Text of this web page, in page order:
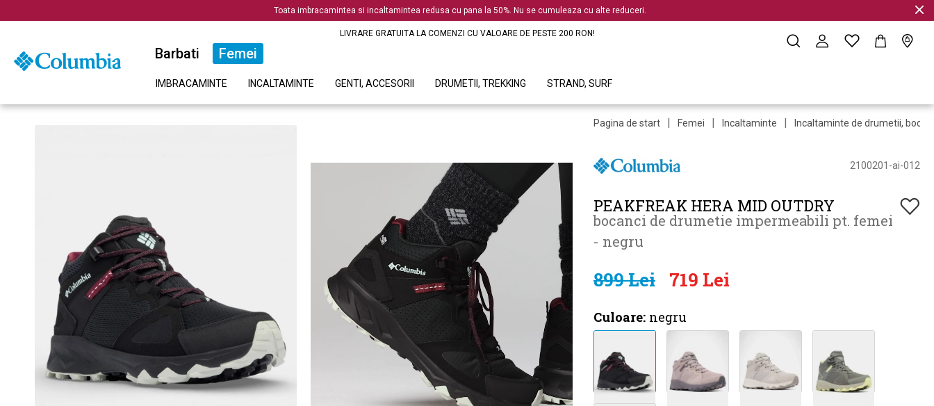
Toata imbracamintea si incaltamintea redusa cu pana la 50%. Nu se cumuleaza cu alte reduceri.
LIVRARE GRATUITA LA COMENZI CU VALOARE DE PESTE 200 RON!
Barbati Femei
IMBRACAMINTE INCALTAMINTE GENTI, ACCESORII DRUMETII, TREKKING STRAND, SURF
Pagina de start | Femei | Incaltaminte | Incaltaminte de drumetii,
2100201-ai-012
PEAKFREAK HERA MID OUTDRY
bocanci de drumetie impermeabili pt. femei
- negru
899 Lei 719 Lei
Culoare: negru